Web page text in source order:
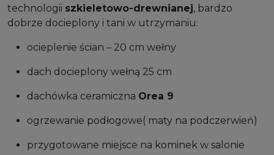
technologii szkieletowo-drewnianej, bardzo
dobrze docieplony i tani w utrzymaniu:
ocieplenie ścian – 20 cm wełny
dach docieplony wełną 25 cm
dachówka ceramiczna Orea 9
ogrzewanie podłogowe( maty na podczerwień)
przygotowane miejsce na kominek w salonie